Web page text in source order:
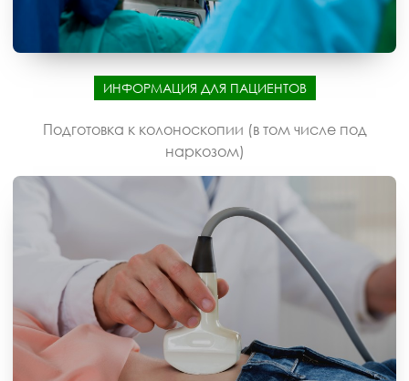
ИНФОРМАЦИЯ ДЛЯ ПАЦИЕНТОВ
Подготовка к колоноскопии (в том числе под
наркозом)